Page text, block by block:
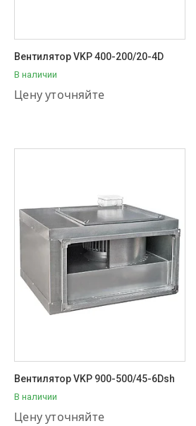
Вентилятор VKP 400-200/20-4D
В наличии
Цену уточняйте
+7 (707) 111-57-56
Вентилятор VKP 900-500/45-6Dsh
В наличии
Цену уточняйте
+7 (707) 111-57-56